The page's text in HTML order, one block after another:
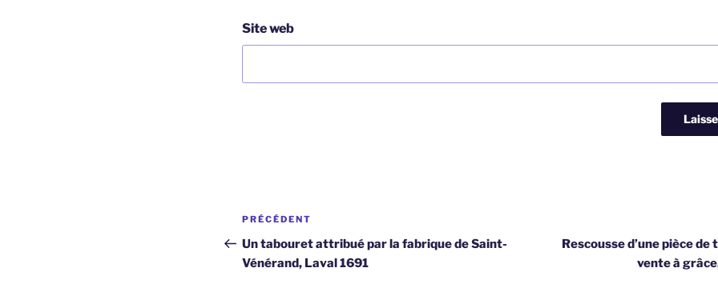
Site web
Navigation
de
l’article
Article
précédent
PRÉCÉDENT
Un tabouret attribué par la fabrique de Saint-
Vénérand, Laval 1691
Rescousse d’une pièce
vente à